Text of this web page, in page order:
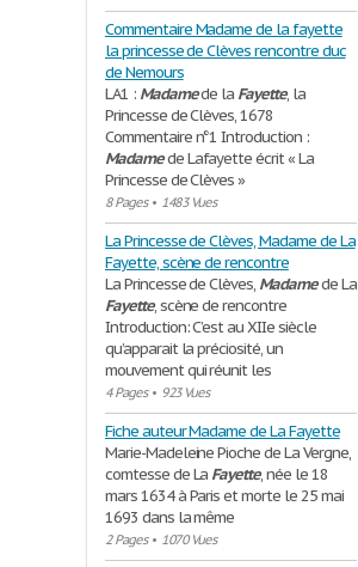
Commentaire Madame de la fayette
la princesse de Clèves rencontre duc
de Nemours
LA1 : Madamede la Fayette, la
Princesse de Clèves, 1678
Commentaire n°1 Introduction :
Madamede Lafayette écrit « La
Princesse de Clèves »
8 Pages• 1483 Vues
La Princesse de Clèves, Madame de La
Fayette, scène de rencontre
La Princesse de Clèves, Madamede La
Fayette, scène de rencontre
Introduction: C’est au XIIe siècle
qu’apparait la préciosité, un
mouvement qui réunit les
4 Pages• 923 Vues
Fiche auteur Madame de La Fayette
Marie-Madeleine Pioche de La Vergne,
comtesse de La Fayette, née le 18
mars 1634 à Paris et morte le 25 mai
1693 dans la même
2 Pages• 1070 Vues